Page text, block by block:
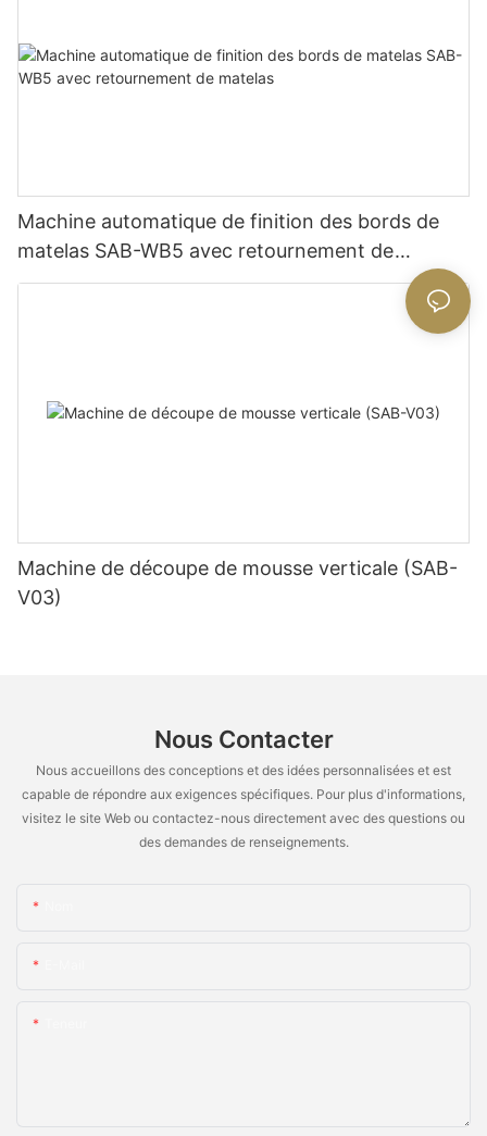
Machine automatique de finition des bords de
matelas SAB-WB5 avec retournement de
matelas
Machine de découpe de mousse verticale (SAB-
V03)
Nous Contacter
Nous accueillons des conceptions et des idées personnalisées et est
capable de répondre aux exigences spécifiques. Pour plus d'informations,
visitez le site Web ou contactez-nous directement avec des questions ou
des demandes de renseignements.